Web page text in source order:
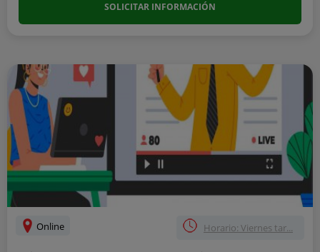
SOLICITAR INFORMACIÓN
Online Horario: Viernes tar...